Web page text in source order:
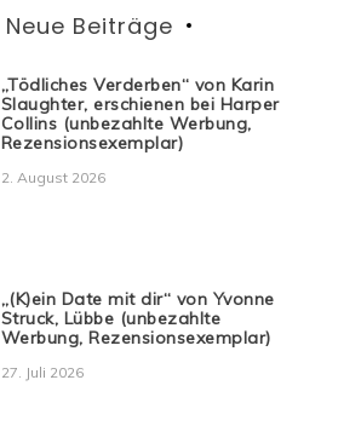
Neue Beiträge
„Tödliches Verderben“ von Karin
Slaughter, erschienen bei Harper
Collins (unbezahlte Werbung,
Rezensionsexemplar)
2. August 2026
„(K)ein Date mit dir“ von Yvonne
Struck, Lübbe (unbezahlte
Werbung, Rezensionsexemplar)
27. Juli 2026